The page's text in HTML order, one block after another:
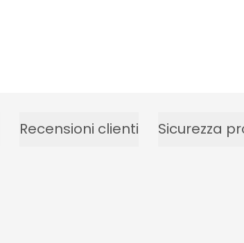
Recensioni clienti Sicurezza